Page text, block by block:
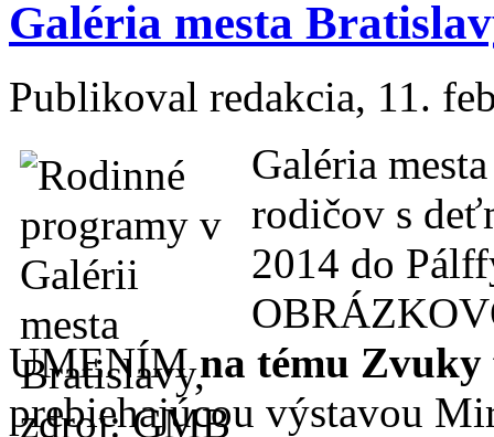
Galéria mesta
Publikoval redakcia, 11.
Galéria
rodičov s
2014 do
UMENÍMna tému Zvuky
prebiehajúcou výstavou